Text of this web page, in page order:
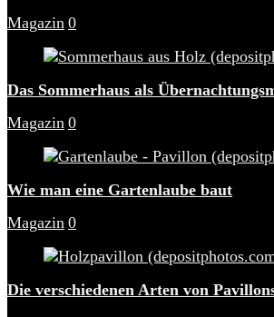
Magazin 0
Das Sommerhaus als
Magazin 0
Wie man eine Gartenlaube baut
Magazin 0
Die verschiedenen Arten von